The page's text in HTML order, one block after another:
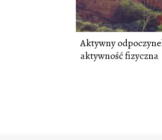
Aktywny
aktywność fizyczna